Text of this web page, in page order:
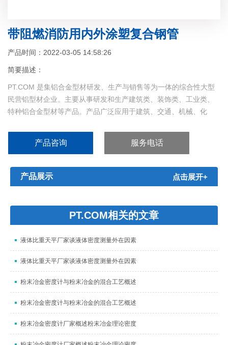
带阻燃消防用内外涂塑复合钢管
产品时间：2022-03-05 14:58:26
简要描述：
PT.COM 是集铝合金型材研发、生产与销售等为一体的综合性大型
民营铝型材企业。主要从事研发和生产建筑类、装饰类、工业类、
特种铝合金型材等产品。产品广泛应用于建筑、交通、机械、化
产品咨询 服务电话
产品展示 点击展开+
PT.COM相关的文章
液体比重天平厂家谈液体密度测量外在因素
液体比重天平厂家谈液体密度测量外在因素
粉末冶金密度计与粉末冶金的混合工艺概述
粉末冶金密度计与粉末冶金的混合工艺概述
粉末冶金密度计厂家概述粉末冶金理论密度